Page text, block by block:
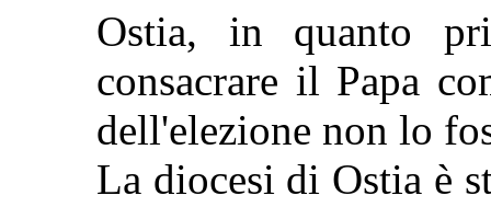
Ostia, in quanto
consacrare il Papa
dell'elezione non lo
La diocesi di Ostia è